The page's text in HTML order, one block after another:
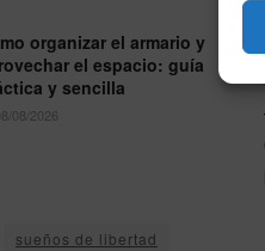
organizar el armario y
el espacio: guía
y sencilla
08/2026
sueños de libertad